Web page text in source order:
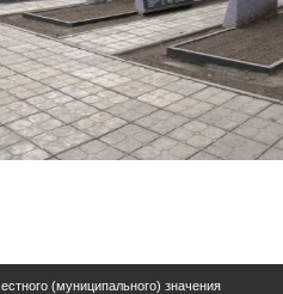
(муниципального) значения